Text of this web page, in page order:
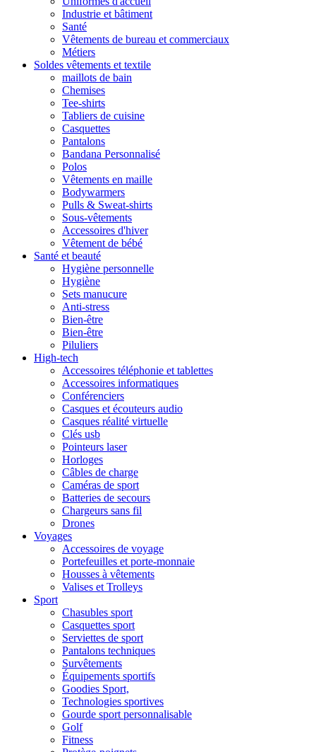
Industrie et bâtiment
Santé
Vêtements de bureau et commerciaux
Métiers
Soldes vêtements et textile
maillots de bain
Chemises
Tee-shirts
Tabliers de cuisine
Casquettes
Pantalons
Bandana Personnalisé
Polos
Vêtements en maille
Bodywarmers
Pulls & Sweat-shirts
Sous-vêtements
Accessoires d'hiver
Vêtement de bébé
Santé et beauté
Hygiène personnelle
Hygiène
Sets manucure
Anti-stress
Bien-être
Bien-être
Piluliers
High-tech
Accessoires téléphonie et tablettes
Accessoires informatiques
Conférenciers
Casques et écouteurs audio
Casques réalité virtuelle
Clés usb
Pointeurs laser
Horloges
Câbles de charge
Caméras de sport
Batteries de secours
Chargeurs sans fil
Drones
Voyages
Accessoires de voyage
Portefeuilles et porte-monnaie
Housses à vêtements
Valises et Trolleys
Sport
Chasubles sport
Casquettes sport
Serviettes de sport
Pantalons techniques
Survêtements
Équipements sportifs
Goodies Sport,
Technologies sportives
Gourde sport personnalisable
Golf
Fitness